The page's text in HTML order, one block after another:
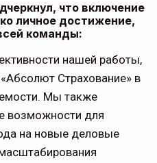
что включение
личное достижение,
команды:
нашей работы,
Страхование» в
Мы также
возможности для
на новые деловые